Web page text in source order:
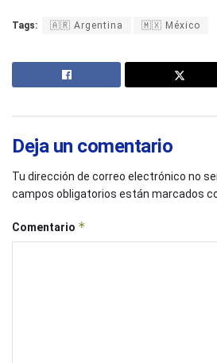
Tags: 🇦🇷 Argentina 🇲🇽 México
Deja un comentario
Tu dirección de correo electrónico no
campos obligatorios están marcados
Comentario *